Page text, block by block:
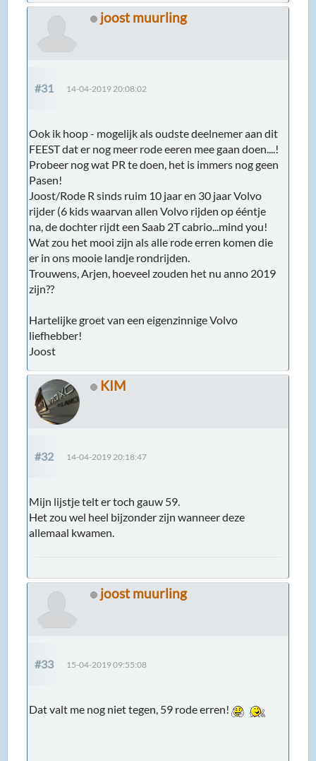
joost muurling
#31 14-04-2019 20:08:02
Ook ik hoop - mogelijk als oudste deelnemer aan dit
FEEST dat er nog meer rode eeren mee gaan doen....!
Probeer nog wat PR te doen, het is immers nog geen
Pasen!
Joost/Rode R sinds ruim 10 jaar en 30 jaar Volvo
rijder (6 kids waarvan allen Volvo rijden op ééntje
na, de dochter rijdt een Saab 2T cabrio...mind you!
Wat zou het mooi zijn als alle rode erren komen die
er in ons mooie landje rondrijden.
Trouwens, Arjen, hoeveel zouden het nu anno 2019
zijn??
Hartelijke groet van een eigenzinnige Volvo
liefhebber!
Joost
KIM
#32 14-04-2019 20:18:47
Mijn lijstje telt er toch gauw 59.
Het zou wel heel bijzonder zijn wanneer deze
allemaal kwamen.
joost muurling
#33 15-04-2019 09:55:08
Dat valt me nog niet tegen, 59 rode erren!